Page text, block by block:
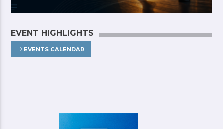
EVENT HIGHLIGHTS
EVENTS CALENDAR